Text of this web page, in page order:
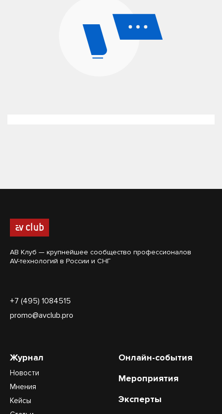
АВ Клуб — крупнейшее сообщество профессионалов
AV-технологий в России и СНГ
+7 (495) 1084515
promo@avclub.pro
Журнал
Новости
Мнения
Кейсы
Онлайн-события
Мероприятия
Эксперты